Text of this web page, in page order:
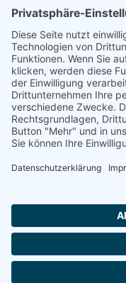
Förderung
© 1987 – 2025
Storchenhof Loburg e.V.
Alle Rechte vorbehalten.
Cookie-Einstellungen
Navigation überspringen
Impressum
Haftungsausschluss
Facebook
YouTube